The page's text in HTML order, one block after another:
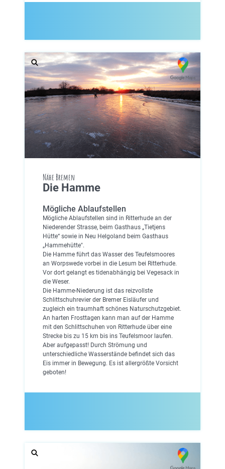
Nähe Bremen
Die Hamme
Mögliche Ablaufstellen
Mögliche Ablaufstellen sind in Ritterhude an der
Niederender Strasse, beim Gasthaus „Tietjens
Hütte“ sowie in Neu Helgoland beim Gasthaus
„Hammehütte".
Die Hamme führt das Wasser des Teufelsmoores
an Worpswede vorbei in die Lesum bei Ritterhude.
Vor dort gelangt es tidenabhängig bei Vegesack in
die Weser.
Die Hamme-Niederung ist das reizvollste
Schlittschuhrevier der Bremer Eisläufer und
zugleich ein traumhaft schönes Naturschutzgebiet.
An harten Frosttagen kann man auf der Hamme
mit den Schlittschuhen von Ritterhude über eine
Strecke bis zu 15 km bis ins Teufelsmoor laufen.
Aber aufgepasst! Durch Strömung und
unterschiedliche Wasserstände befindet sich das
Eis immer in Bewegung. Es ist allergrößte Vorsicht
geboten!